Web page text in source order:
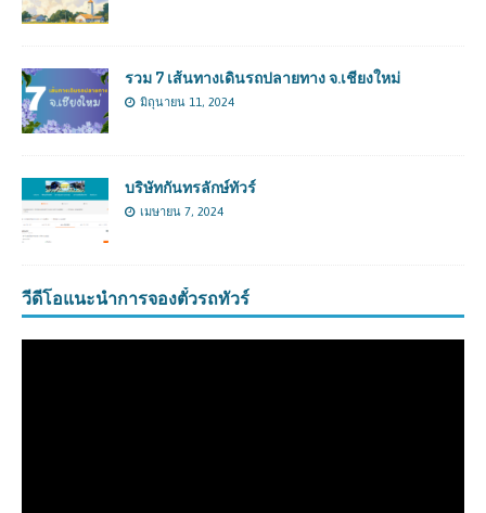
รวม 7 เส้นทางเดินรถปลายทาง จ.เชียงใหม่
มิถุนายน 11, 2024
บริษัทกันทรลักษ์ทัวร์
เมษายน 7, 2024
วีดีโอแนะนำการจองตั๋วรถทัวร์